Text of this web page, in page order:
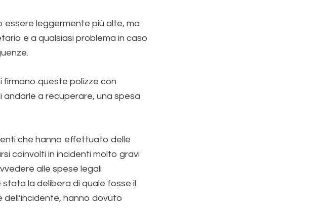
leggermente più alte, ma
e a qualsiasi problema in caso
firmano queste polizze con
a recuperare, una spesa
che hanno effettuato delle
coinvolti in incidenti molto gravi
alle spese legali
la delibera di quale fosse il
hanno dovuto